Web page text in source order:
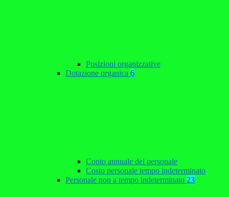
Posizioni organizzative
Dotazione organica 6
Conto annuale del personale
Costo personale tempo indeterminato
Personale non a tempo indeterminato 23